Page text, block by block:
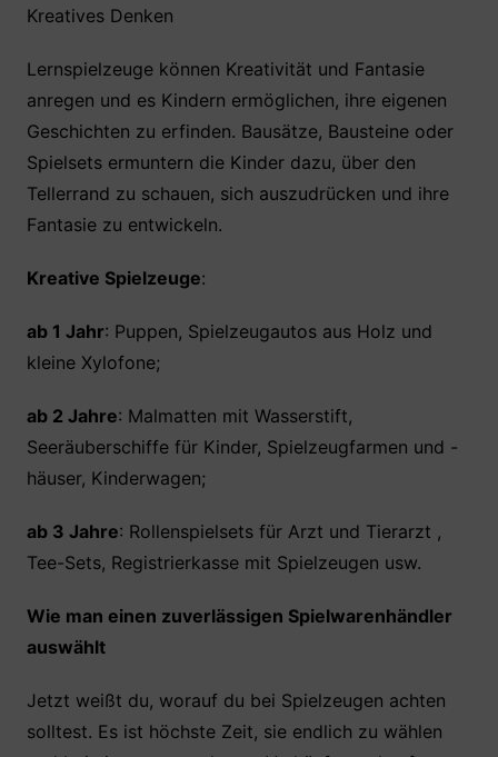
Kreatives Denken
Lernspielzeuge können Kreativität und Fantasie
anregen und es Kindern ermöglichen, ihre eigenen
Geschichten zu erfinden. Bausätze, Bausteine oder
Spielsets ermuntern die Kinder dazu, über den
Tellerrand zu schauen, sich auszudrücken und ihre
Fantasie zu entwickeln.
Kreative Spielzeuge:
ab 1 Jahr: Puppen, Spielzeugautos aus Holz und
kleine Xylofone;
ab 2 Jahre: Malmatten mit Wasserstift,
Seeräuberschiffe für Kinder, Spielzeugfarmen und -
häuser, Kinderwagen;
ab 3 Jahre: Rollenspielsets für Arzt und Tierarzt ,
Tee-Sets, Registrierkasse mit Spielzeugen usw.
Wie man einen zuverlässigen Spielwarenhändler
auswählt
Jetzt weißt du, worauf du bei Spielzeugen achten
solltest. Es ist höchste Zeit, sie endlich zu wählen